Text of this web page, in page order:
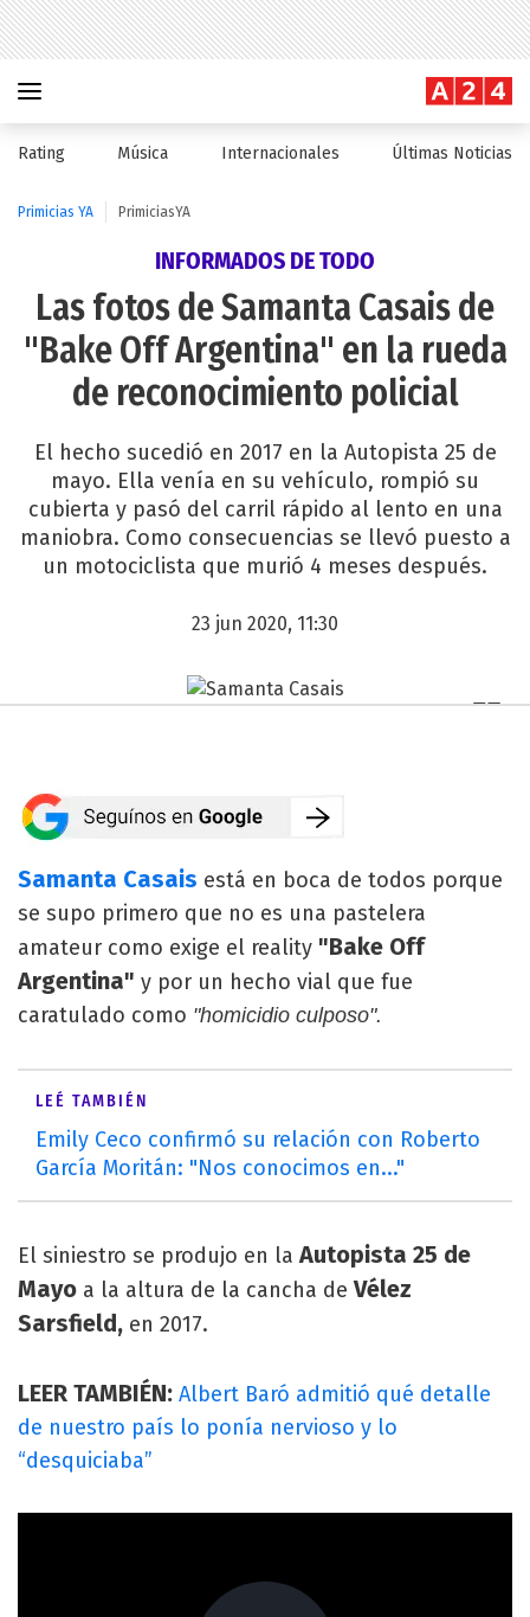
Rating Música Internacionales Últimas Noticias
Primicias YA PrimiciasYA
INFORMADOS DE TODO
Las fotos de Samanta Casais de
"Bake Off Argentina" en la rueda
de reconocimiento policial
El hecho sucedió en 2017 en la Autopista 25 de
mayo. Ella venía en su vehículo, rompió su
cubierta y pasó del carril rápido al lento en una
maniobra. Como consecuencias se llevó puesto a
un motociclista que murió 4 meses después.
23 jun 2020, 11:30
Samanta Casais está en boca de todos porque
se supo primero que no es una pastelera
amateur como exige el reality "Bake Off
Argentina" y por un hecho vial que fue
caratulado como "homicidio culposo".
LEÉ TAMBIÉN
Emily Ceco confirmó su relación con Roberto
García Moritán: "Nos conocimos en..."
El siniestro se produjo en laAutopista 25 de
Mayo a la altura de la cancha deVélez
Sarsfield, en 2017.
LEER TAMBIÉN: Albert Baró admitió qué detalle
de nuestro país lo ponía nervioso y lo
“desquiciaba”